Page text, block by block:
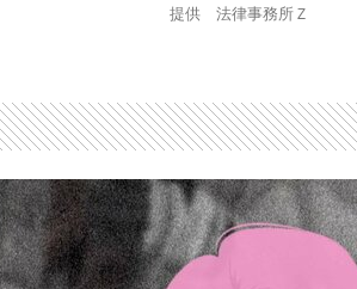
提供 法律事務所Ｚ